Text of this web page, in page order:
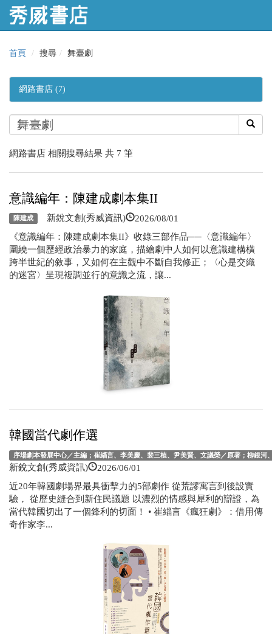
首頁 搜尋 舞臺劇
網路書店 (7)
網路書店 相關搜尋結果 共 7 筆
意識編年：陳建成劇本集II
陳建成 新銳文創(秀威資訊) 2026/08/01
《意識編年：陳建成劇本集II》收錄三部作品──〈意識編年〉
圍繞一個歷經政治暴力的家庭，描繪劇中人如何以意識建構橫
跨半世紀的敘事，又如何在主觀中不斷自我修正；〈心是交織
的迷宮〉呈現複調並行的意識之流，讓...
韓國當代劇作選
序場劇本發展中心／主編；崔緇言、李美慶、裴三植、尹美賢、文議榮／原著；柳銀河
新銳文創(秀威資訊) 2026/06/01
近20年韓國劇場界最具衝擊力的5部劇作 從荒謬寓言到後設實
驗， 從歷史縫合到新住民議題 以濃烈的情感與犀利的辯證，為
當代韓國切出了一個鋒利的切面！ • 崔緇言《瘋狂劇》：借用傳
奇作家李...